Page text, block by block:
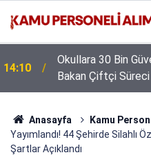
14:10
Okullara 30 Bin
Bakan Çiftçi Süreci
Çevrildi
Anasayfa Kamu
Yayımlandı! 44 Şehirde Silahlı
Şartlar Açıklandı